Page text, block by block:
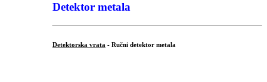
Detektor metala
Detektorska vrata - Ručni detektor metala